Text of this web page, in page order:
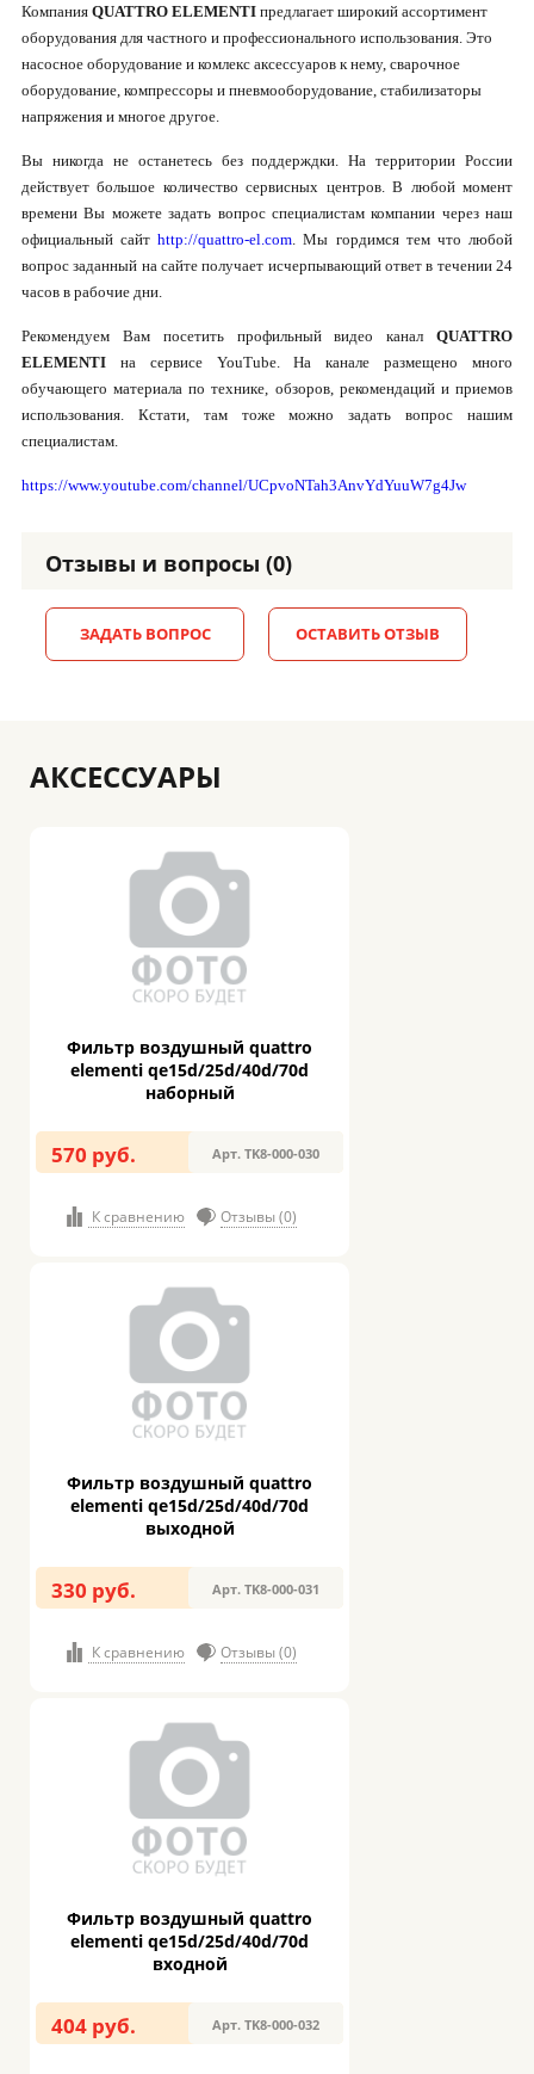
Компания QUATTRO ELEMENTI предлагает широкий ассортимент
оборудования для частного и профессионального использования. Это
насосное оборудование и комлекс аксессуаров к нему, сварочное
оборудование, компрессоры и пневмооборудование, стабилизаторы
напряжения и многое другое.
Вы никогда не останетесь без поддерждки. На территории России
действует большое количество сервисных центров. В любой момент
времени Вы можете задать вопрос специалистам компании через наш
официальный сайтhttp://quattro-el.com. Мы гордимся тем что любой
вопрос заданный на сайте получает исчерпывающий ответ в течении 24
часов в рабочие дни.
Рекомендуем Вам посетить профильный видео канал QUATTRO
ELEMENTI на сервисе YouTube. На канале размещено много
обучающего материала по технике, обзоров, рекомендаций и приемов
использования. Кстати, там тоже можно задать вопрос нашим
специалистам.
https://www.youtube.com/channel/UCpvoNTah3AnvYdYuuW7g4Jw
Отзывы и вопросы (0)
ЗАДАТЬ ВОПРОС ОСТАВИТЬ ОТЗЫВ
АКСЕССУАРЫ
Фильтр воздушный quattro
elementi qe15d/25d/40d/70d
наборный
570 руб. Арт. TK8-000-030
К сравнению Отзывы (0)
Фильтр воздушный quattro
elementi qe15d/25d/40d/70d
выходной
330 руб. Арт. TK8-000-031
К сравнению Отзывы (0)
Фильтр воздушный quattro
elementi qe15d/25d/40d/70d
входной
404 руб. Арт. TK8-000-032